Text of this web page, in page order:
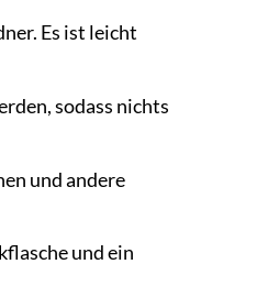
Es ist leicht
sodass nichts
und andere
und ein